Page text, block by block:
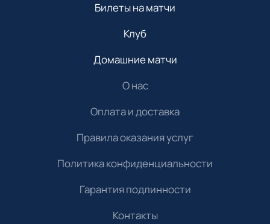
Билеты на матчи
Клуб
Домашние матчи
О нас
Оплата и доставка
Правила оказания услуг
Политика конфиденциальности
Гарантия подлинности
Контакты